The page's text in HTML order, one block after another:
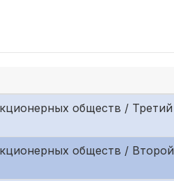
обществ / Третий
обществ / Второй